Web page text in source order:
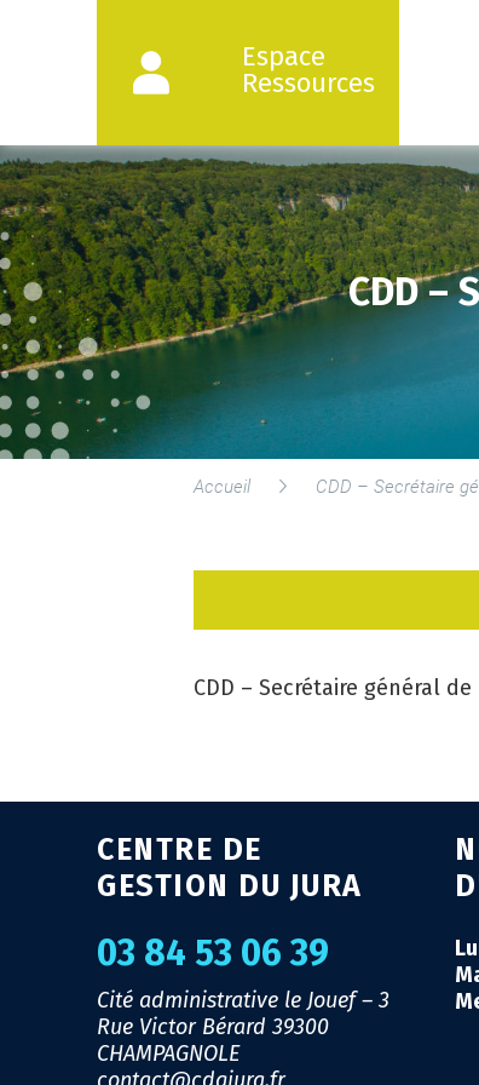
Espace
Ressources
CDD –
Accueil CDD – Secrétaire
CDD – Secrétaire général
CENTRE DE
GESTION DU JURA
03 84 53 06 39
Cité administrative le Jouef – 3
Rue Victor Bérard 39300
CHAMPAGNOLE